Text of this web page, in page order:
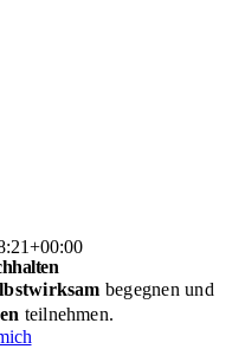
begegnen und
teilnehmen.